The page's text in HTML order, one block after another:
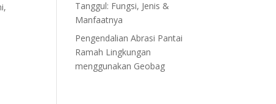
Tanggul: Fungsi, Jenis &
Manfaatnya
Pengendalian Abrasi Pantai
Ramah Lingkungan
menggunakan Geobag